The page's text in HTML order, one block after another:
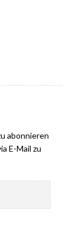
abonnieren
E-Mail zu